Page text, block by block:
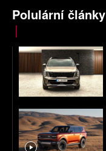
Polulární články